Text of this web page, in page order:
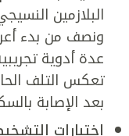
البلازمين
ونصف من بدء
عدة أدوية
تعكس التلف
بعد الإصابة
اختبارات